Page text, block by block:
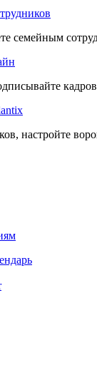
семейным
настройте